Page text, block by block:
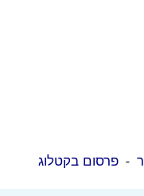
-פרסום בקטלוג